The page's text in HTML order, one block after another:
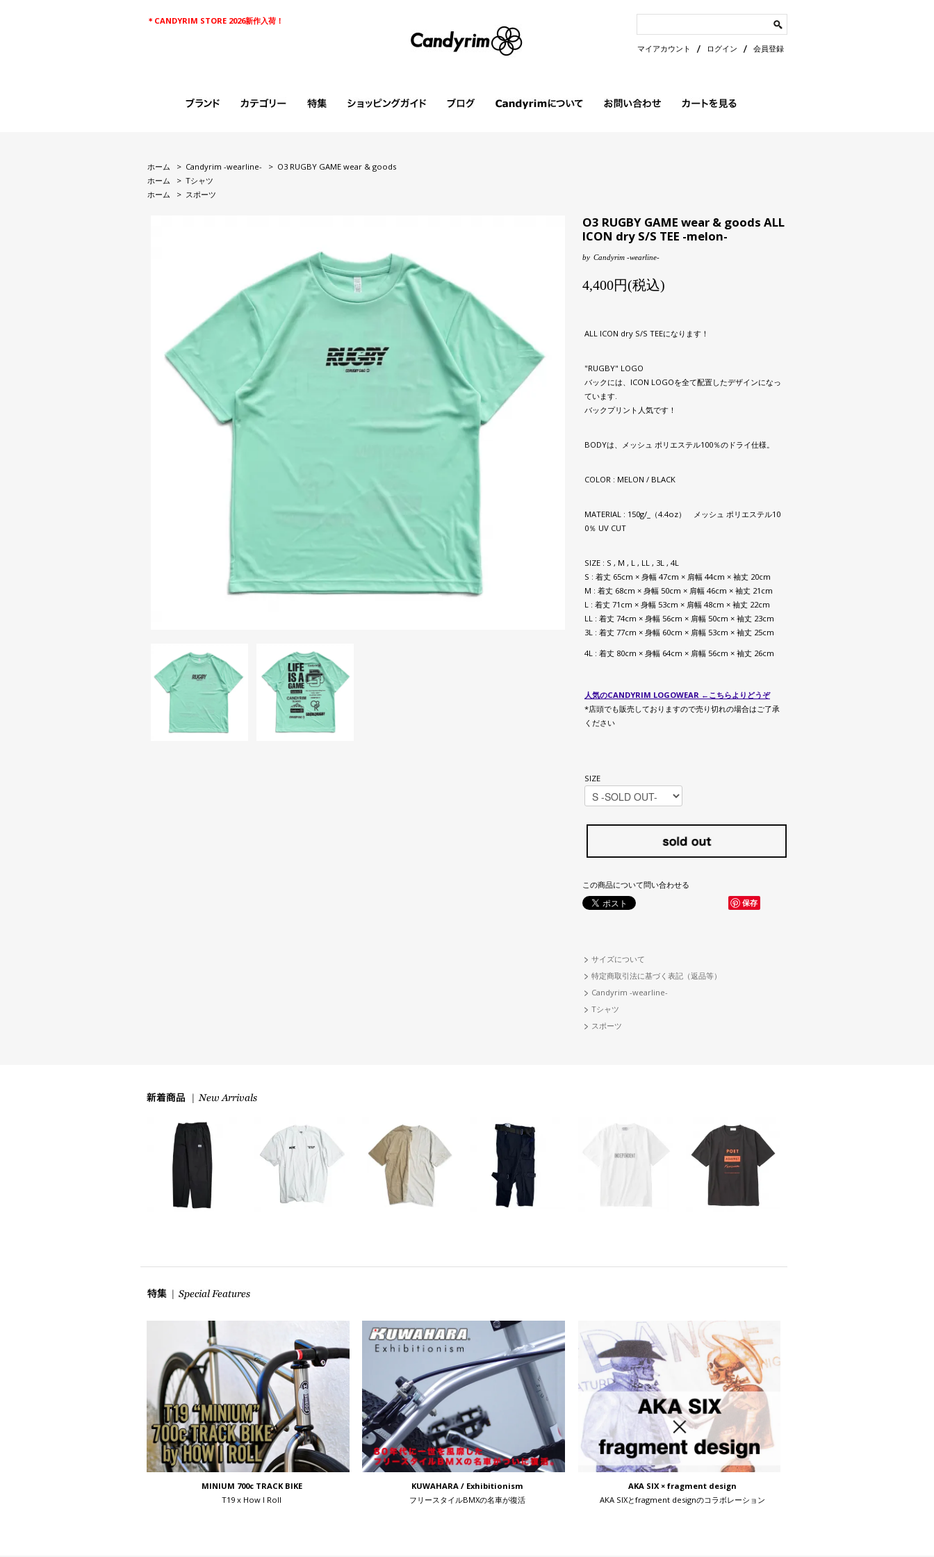
＊CANDYRIM STORE 2026新作入荷！
マイアカウント ログイン 会員登録
ホーム > Candyrim -wearline- > O3 RUGBY GAME wear & goods
ホーム
>Tシャツ
ホーム
> スポーツ
O3 RUGBY GAME wear & goods ALL
ICON dry S/S TEE -melon-
by Candyrim -wearline-
4,400円(税込)
ALL ICON dry S/S TEEになります！
"RUGBY" LOGO
バックには、ICON LOGOを全て配置したデザインになっ
ています.
バックプリント人気です！
BODYは、メッシュ ポリエステル100％のドライ仕様。
COLOR : MELON / BLACK
MATERIAL : 150g/_（4.4oz） メッシュ ポリエステル10
0％ UV CUT
SIZE : S , M , L , LL , 3L , 4L
S : 着丈 65cm × 身幅 47cm × 肩幅 44cm × 袖丈 20cm
M : 着丈 68cm × 身幅 50cm × 肩幅 46cm × 袖丈 21cm
L : 着丈 71cm × 身幅 53cm × 肩幅 48cm × 袖丈 22cm
LL : 着丈 74cm × 身幅 56cm × 肩幅 50cm × 袖丈 23cm
3L : 着丈 77cm × 身幅 60cm × 肩幅 53cm × 袖丈 25cm
4L : 着丈 80cm × 身幅 64cm × 肩幅 56cm × 袖丈 26cm
人気のCANDYRIM LOGOWEAR ←こちらよりどうぞ
*店頭でも販売しておりますので売り切れの場合はご了承
ください
SIZE
この商品について問い合わせる
保存
サイズについて
特定商取引法に基づく表記（返品等）
Candyrim -wearline-
Tシャツ
スポーツ
MINIUM 700c TRACK BIKE
T19 x How I Roll
KUWAHARA / Exhibitionism
フリースタイルBMXの名車が復活
AKA SIX × fragment design
AKA SIXとfragment designのコラボレーション